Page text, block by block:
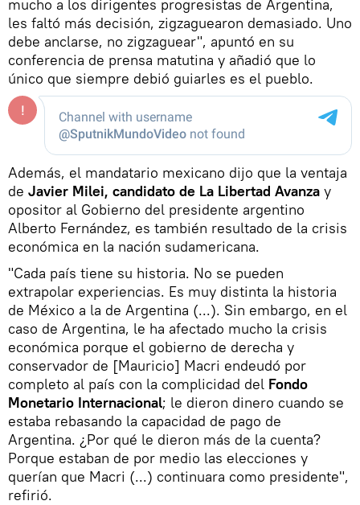
mucho a los dirigentes progresistas de Argentina,
les faltó más decisión, zigzaguearon demasiado. Uno
debe anclarse, no zigzaguear", apuntó en su
conferencia de prensa matutina y añadió que lo
único que siempre debió guiarles es el pueblo.
Además, el mandatario mexicano dijo que la ventaja
de Javier Milei, candidato de La Libertad Avanza y
opositor al Gobierno del presidente argentino
Alberto Fernández, es también resultado de la crisis
económica en la nación sudamericana.
"Cada país tiene su historia. No se pueden
extrapolar experiencias. Es muy distinta la historia
de México a la de Argentina (...). Sin embargo, en el
caso de Argentina, le ha afectado mucho la crisis
económica porque el gobierno de derecha y
conservador de [Mauricio] Macri endeudó por
completo al país con la complicidad del Fondo
Monetario Internacional; le dieron dinero cuando se
estaba rebasando la capacidad de pago de
Argentina. ¿Por qué le dieron más de la cuenta?
Porque estaban de por medio las elecciones y
querían que Macri (...) continuara como presidente",
refirió.